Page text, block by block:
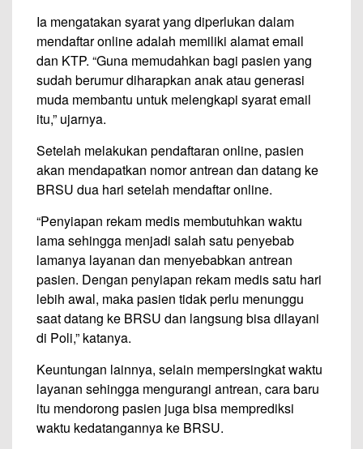
Ia mengatakan syarat yang diperlukan dalam
mendaftar online adalah memiliki alamat email
dan KTP. “Guna memudahkan bagi pasien yang
sudah berumur diharapkan anak atau generasi
muda membantu untuk melengkapi syarat email
itu,” ujarnya.
Setelah melakukan pendaftaran online, pasien
akan mendapatkan nomor antrean dan datang ke
BRSU dua hari setelah mendaftar online.
“Penyiapan rekam medis membutuhkan waktu
lama sehingga menjadi salah satu penyebab
lamanya layanan dan menyebabkan antrean
pasien. Dengan penyiapan rekam medis satu hari
lebih awal, maka pasien tidak perlu menunggu
saat datang ke BRSU dan langsung bisa dilayani
di Poli,” katanya.
Keuntungan lainnya, selain mempersingkat waktu
layanan sehingga mengurangi antrean, cara baru
itu mendorong pasien juga bisa memprediksi
waktu kedatangannya ke BRSU.